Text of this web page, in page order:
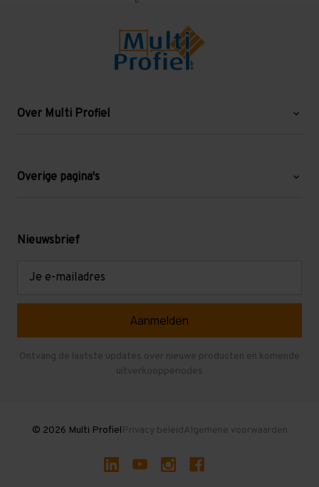
Over Multi Profiel
Blog
Levering en afhalen
Overige pagina's
Mezzanine
Gebruikte entresolvloeren
Nieuwsbrief
Ontvang de laatste updates over nieuwe producten en komende
uitverkoopperiodes
© 2026 Multi ProfielPrivacy beleidAlgemene voorwaarden